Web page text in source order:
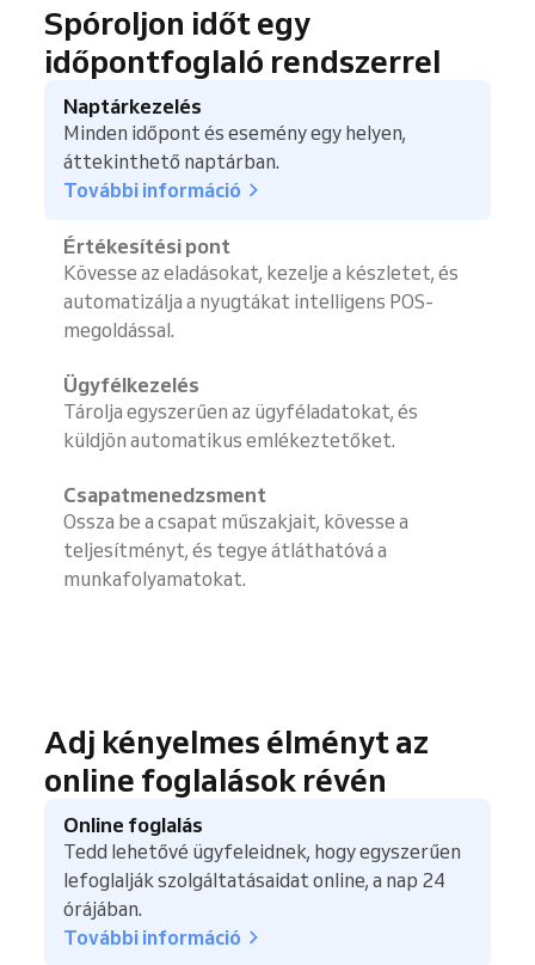
Spóroljon időt egy
időpontfoglaló rendszerrel
Naptárkezelés
Minden időpont és esemény egy helyen,
áttekinthető naptárban.
További információ
Értékesítési pont
Kövesse az eladásokat, kezelje a készletet, és
automatizálja a nyugtákat intelligens POS-
megoldással.
Ügyfélkezelés
Tárolja egyszerűen az ügyféladatokat, és
küldjön automatikus emlékeztetőket.
Csapatmenedzsment
Ossza be a csapat műszakjait, kövesse a
teljesítményt, és tegye átláthatóvá a
munkafolyamatokat.
Adj kényelmes élményt az
online foglalások révén
Online foglalás
Tedd lehetővé ügyfeleidnek, hogy egyszerűen
lefoglalják szolgáltatásaidat online, a nap 24
órájában.
További információ